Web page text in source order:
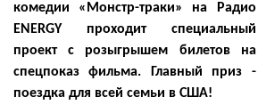
комедии «Монстр-траки» на Радио
ENERGY проходит специальный
проект с розыгрышем билетов на
спецпоказ фильма. Главный приз -
поездка для всей семьи в США!